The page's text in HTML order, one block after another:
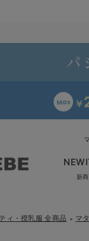
新
ィ・授乳服 全商品 ＞ マ